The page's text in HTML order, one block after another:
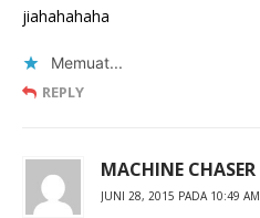
jiahahahaha
Memuat...
REPLY
MACHINE CHASER
JUNI 28, 2015 PADA 10:49 AM